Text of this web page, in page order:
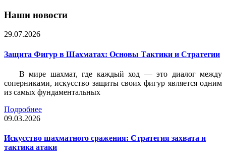
Наши новости
29.07.2026
Защита Фигур в Шахматах: Основы Тактики и Стратегии
В мире шахмат, где каждый ход — это диалог между
соперниками, искусство защиты своих фигур является одним
из самых фундаментальных
Подробнее
09.03.2026
Искусство шахматного сражения: Стратегия захвата и
тактика атаки